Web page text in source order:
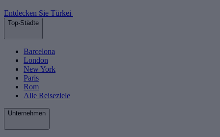
Entdecken Sie Türkei
Top-Städte
Barcelona
London
New York
Paris
Rom
Alle Reiseziele
Unternehmen